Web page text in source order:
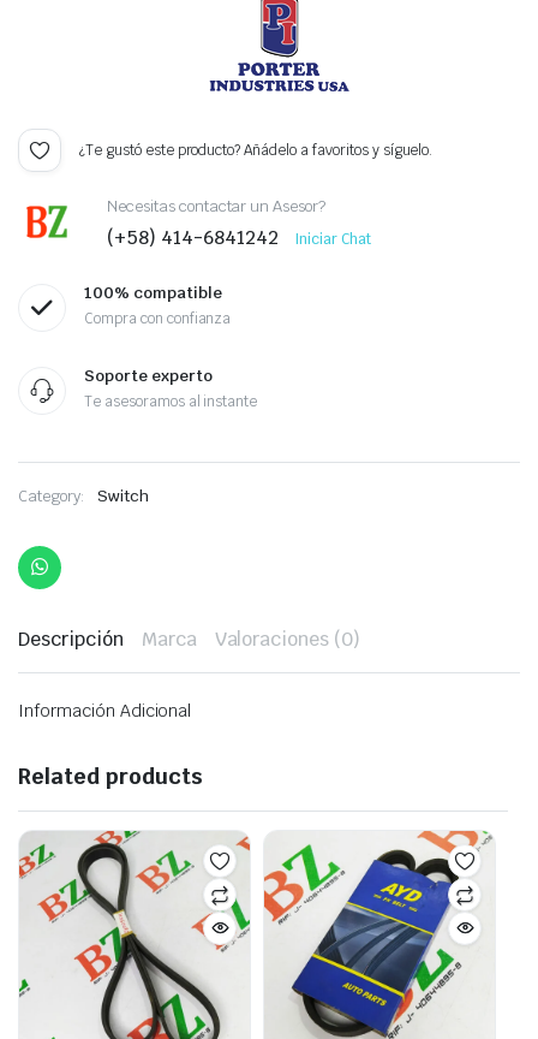
¿Te gustó este producto? Añádelo a favoritos y síguelo.
Necesitas contactar un Asesor?
(+58) 414-6841242 Iniciar Chat
100% compatible
Compra con confianza
Soporte experto
Te asesoramos al instante
Category: Switch
Descripción Marca Valoraciones (0)
Información Adicional
Related products